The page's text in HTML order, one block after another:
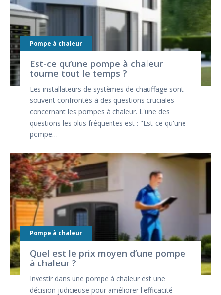
Pompe à chaleur
Est-ce qu’une pompe à chaleur
tourne tout le temps ?
Les installateurs de systèmes de chauffage sont
souvent confrontés à des questions cruciales
concernant les pompes à chaleur. L'une des
questions les plus fréquentes est : "Est-ce qu'une
pompe…
Pompe à chaleur
Quel est le prix moyen d’une pompe
à chaleur ?
Investir dans une pompe à chaleur est une
décision judicieuse pour améliorer l'efficacité